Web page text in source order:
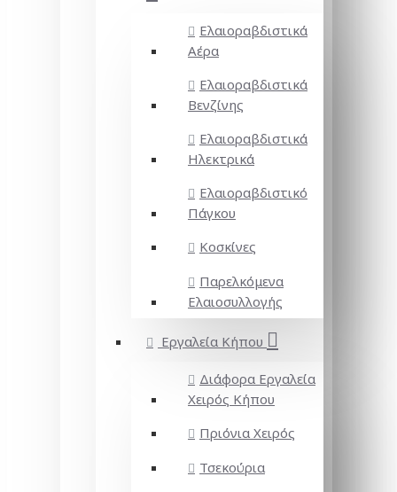
Ελαιοραβδιστικά
Αέρα
Ελαιοραβδιστικά
Βενζίνης
Ελαιοραβδιστικά
Ηλεκτρικά
Ελαιοραβδιστικό
Πάγκου
Κοσκίνες
Παρελκόμενα
Ελαιοσυλλογής
Εργαλεία Κήπου
Διάφορα Εργαλεία
Χειρός Κήπου
Πριόνια Χειρός
Τσεκούρια